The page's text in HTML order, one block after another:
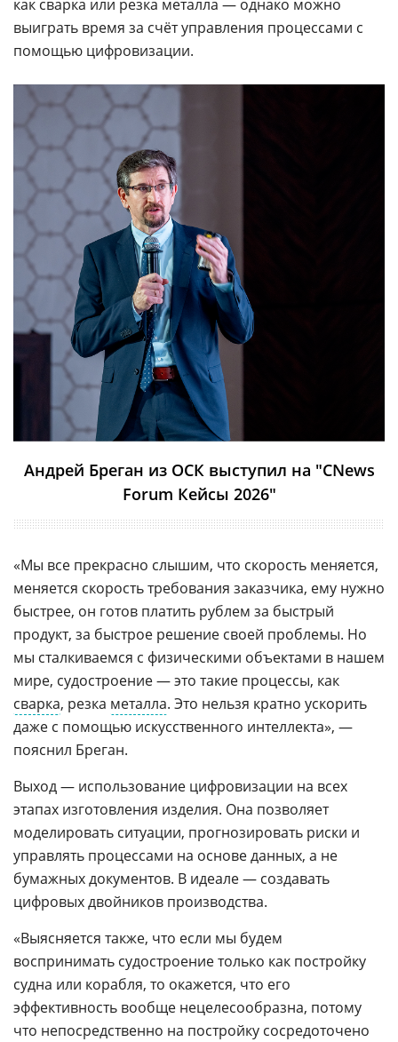
как сварка или резка металла — однако можно
выиграть время за счёт управления процессами с
помощью цифровизации.
Андрей Бреган из ОСК выступил на "CNews
Forum Кейсы 2026"
«Мы все прекрасно слышим, что скорость меняется,
меняется скорость требования заказчика, ему нужно
быстрее, он готов платить рублем за быстрый
продукт, за быстрое решение своей проблемы. Но
мы сталкиваемся с физическими объектами в нашем
мире, судостроение — это такие процессы, как
сварка, резка металла. Это нельзя кратно ускорить
даже с помощью искусственного интеллекта», —
пояснил Бреган.
Выход — использование цифровизации на всех
этапах изготовления изделия. Она позволяет
моделировать ситуации, прогнозировать риски и
управлять процессами на основе данных, а не
бумажных документов. В идеале — создавать
цифровых двойников производства.
«Выясняется также, что если мы будем
воспринимать судостроение только как постройку
судна или корабля, то окажется, что его
эффективность вообще нецелесообразна, потому
что непосредственно на постройку сосредоточено